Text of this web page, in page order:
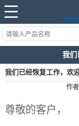
我们
我们已经恢复工作，欢
作
尊敬的客户，